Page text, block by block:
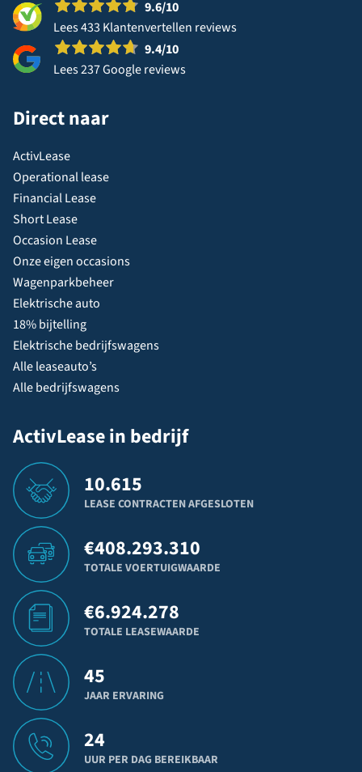
9.6/10
Lees 433 Klantenvertellen reviews
9.4/10
Lees 237 Google reviews
Direct naar
ActivLease
Operational lease
Financial Lease
Short Lease
Occasion Lease
Onze eigen occasions
Wagenparkbeheer
Elektrische auto
18% bijtelling
Elektrische bedrijfswagens
Alle leaseauto’s
Alle bedrijfswagens
ActivLease in bedrijf
10.615
LEASE CONTRACTEN AFGESLOTEN
€408.293.310
TOTALE VOERTUIGWAARDE
€6.924.278
TOTALE LEASEWAARDE
45
JAAR ERVARING
24
UUR PER DAG BEREIKBAAR